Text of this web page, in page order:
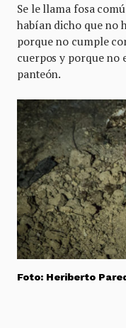
Se le llama fosa
habían dicho que no
porque no cumple
cuerpos y porque no
panteón.
Foto: Heriberto